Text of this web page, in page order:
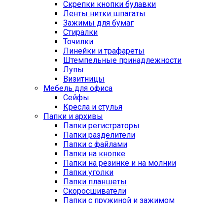
Скрепки кнопки булавки
Ленты нитки шпагаты
Зажимы для бумаг
Стиралки
Точилки
Линейки и трафареты
Штемпельные принадлежности
Лупы
Визитницы
Мебель для офиса
Сейфы
Кресла и стулья
Папки и архивы
Папки регистраторы
Папки разделители
Папки с файлами
Папки на кнопке
Папки на резинке и на молнии
Папки уголки
Папки планшеты
Скоросшиватели
Папки с пружиной и зажимом